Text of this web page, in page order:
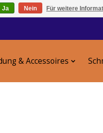
& Accessoires
Ja Nein Für weitere